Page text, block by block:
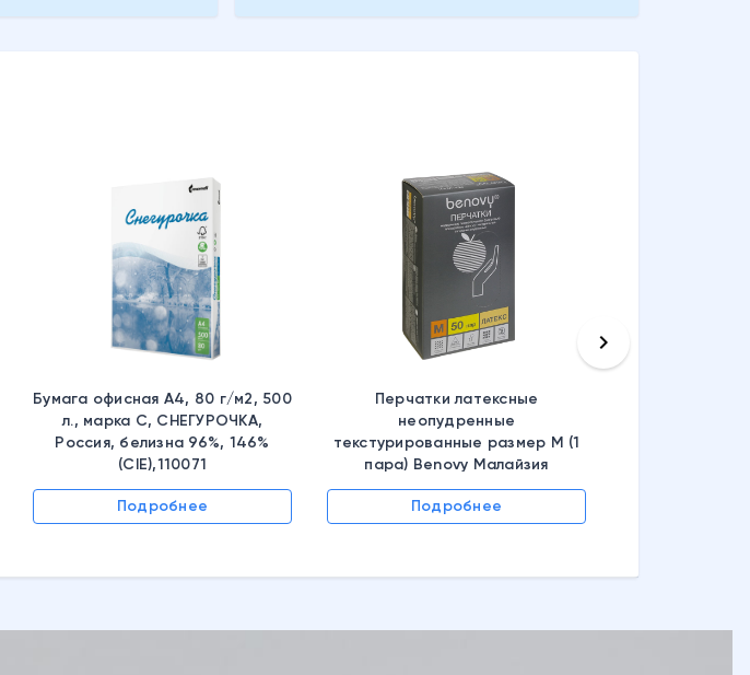
Бумага офисная А4, 80 г/м2, 500
л., марка С, СНЕГУРОЧКА,
Россия, белизна 96%, 146%
(CIE),110071
Подробнее
Перчатки латексные
неопудренные
текстурированные размер M (1
пара) Benovy Малайзия
Подробнее
keyboard_arrow_right